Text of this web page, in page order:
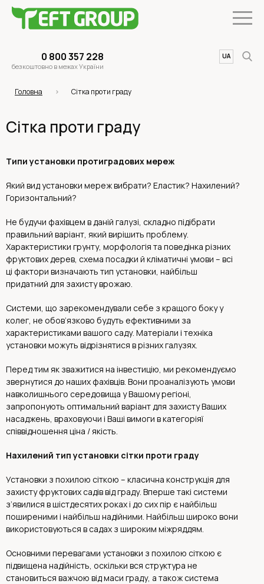
0 800 357 228
безкоштовно в межах України
UA
EN
Головна Сітка проти граду
Сітка проти граду
Типи установки протиградових мереж
Який вид установки мереж вибрати? Еластик? Нахилений?
Горизонтальний?
Не будучи фахівцем в даній галузі, складно підібрати
правильний варіант, який вирішить проблему.
Характеристики грунту, морфологія та поведінка різних
фруктових дерев, схема посадки й кліматичні умови – всі
ці фактори визначають тип установки, найбільш
придатний для захисту врожаю.
Системи, що зарекомендували себе з кращого боку у
колег, не обов’язково будуть ефективними за
характеристиками вашого саду. Матеріали і техніка
установки можуть відрізнятися в різних галузях.
Перед тим як зважитися на інвестицію, ми рекомендуємо
звернутися до наших фахівців. Вони проаналізують умови
навколишнього середовища у Вашому регіоні,
запропонують оптимальний варіант для захисту Ваших
насаджень, враховуючи і Ваші вимоги в категоріяї
співвідношення ціна / якість.
Нахилений тип установки сітки проти граду
Установки з похилою сіткою – класична конструкція для
захисту фруктових садів від граду. Вперше такі системи
з’явилися в шістдесятих роках і до сих пір є найбільш
поширеними і найбільш надійними. Найбільш широко вони
використовуються в садах з широким міжряддям.
Основними перевагами установки з похилою сіткою є
підвищена надійність, оскільки вся структура не
становиться важчою від маси граду, а також система